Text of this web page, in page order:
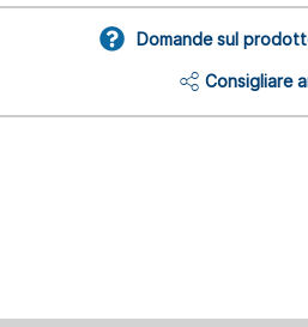
Domande sul
Consigliare